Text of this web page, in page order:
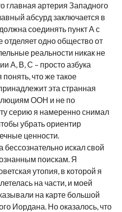
главная артерия Западного
абсурд заключается в
соединять пункт А с
одно общество от
реальности никак не
А, В, С – просто азбука
что же такое
эта странная
ООН и не по
серию я намеренно снимал
убрать ориентир
ценности.
искал свой
поискам. Я
утопия, в которой я
на части, и моей
на карте большой
Иордана. Но оказалось, что